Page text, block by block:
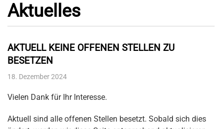
Aktuelles
AKTUELL KEINE OFFENEN STELLEN ZU
BESETZEN
18. Dezember 2024
Vielen Dank für Ihr Interesse.
Aktuell sind alle offenen Stellen besetzt. Sobald sich dies